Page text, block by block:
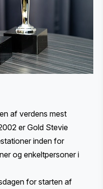
af verdens mest
er Gold Stevie
inden for
og enkeltpersoner i
for starten af